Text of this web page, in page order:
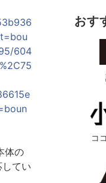
604
体の
てい
おす
コ